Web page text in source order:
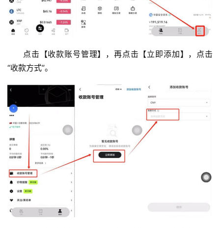
点击【收款账号管理】，再点击【立即添加】，点击
“收款方式”。